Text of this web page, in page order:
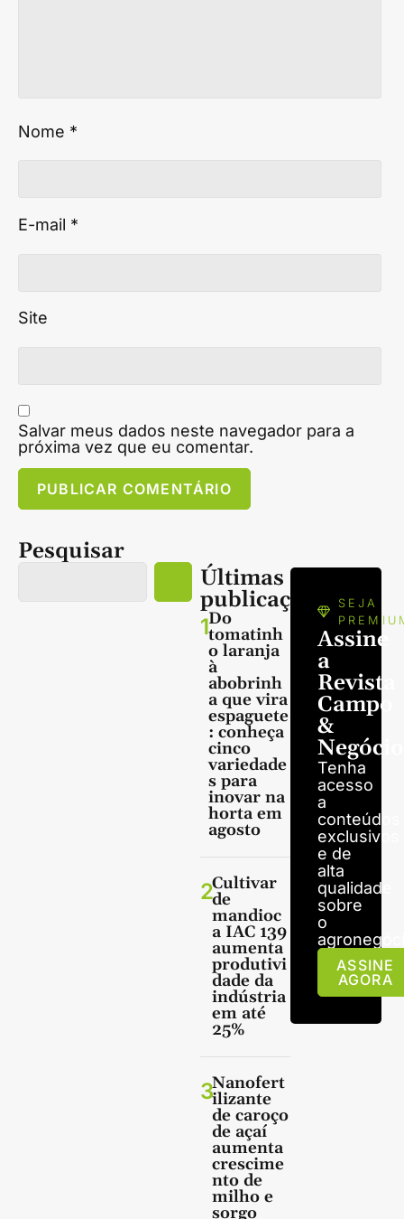
Nome *
E-mail *
Site
Salvar meus dados neste navegador para a
próxima vez que eu comentar.
Pesquisar
Últimas
publicações
1Do
tomatinh
o laranja
à
abobrinh
a que vira
espaguete
: conheça
cinco
variedade
s para
inovar na
horta em
agosto
2Cultivar
de
mandioc
a IAC 139
aumenta
produtivi
dade da
indústria
em até
25%
3Nanofert
ilizante
de caroço
de açaí
aumenta
crescime
nto de
milho e
sorgo
SEJA
Assine
a
Revista
Campo
&
Tenha
acesso
a
conteúdos
exclusivos
e de
alta
qualidade
sobre
o
ASSINE
AGORA